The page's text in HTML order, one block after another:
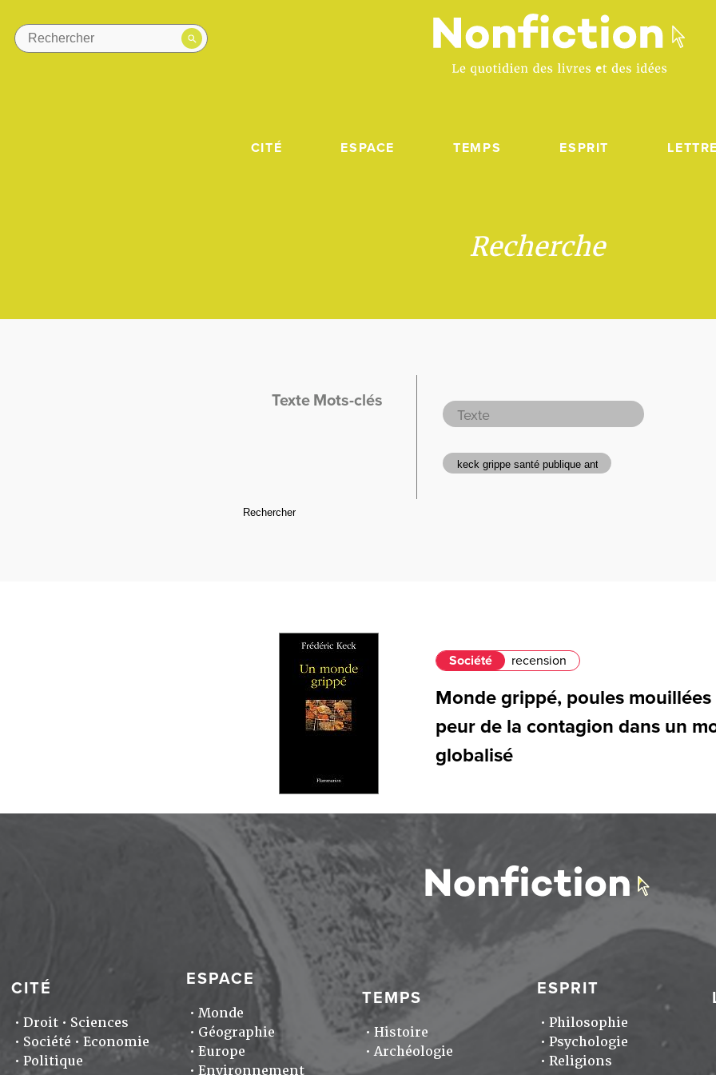
CITÉ ESPACE TEMPS ESPRIT
Recherche
Texte Mots-clés
Société recension
Monde grippé, poules mouillées
peur de la contagion dans un
globalisé
CITÉ
Droit
Sciences
Société
Economie
Politique
ESPACE
Monde
Géographie
Europe
Environnement
TEMPS
Histoire
Archéologie
ESPRIT
Philosophie
Psychologie
Religions